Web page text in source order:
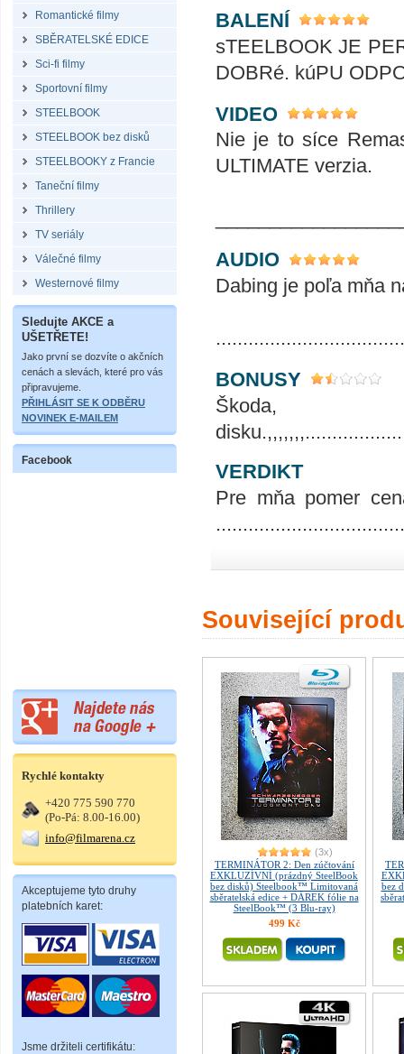
Romantické filmy
SBĚRATELSKÉ EDICE
Sci-fi filmy
Sportovní filmy
STEELBOOK
STEELBOOK bez disků
STEELBOOKY z Francie
Taneční filmy
Thrillery
TV seriály
Válečné filmy
Westernové filmy
Sledujte AKCE a
UŠETŘETE!
Jako první se dozvíte o akčních
cenách a slevách, které pro vás
připravujeme.
PŘIHLÁSIT SE K ODBĚRU
NOVINEK E-MAILEM
Facebook
Rychlé kontakty
+420 775 590 770
(Po-Pá: 8.00-16.00)
info@filmarena.cz
Akceptujeme tyto druhy
platebních karet:
Jsme držiteli certifikátu:
BALENÍ
sTEELBOOK JE
DOBRé. kúPU
VIDEO
Nie je to síce
ULTIMATE verzia.
AUDIO
Dabing je poľa mňa
BONUSY
VERDIKT
Pre mňa pomer
Související
(3x)
TERMINÁTOR 2: Den zúčtování
EXKLUZÍVNÍ (prázdný SteelBook
bez disků) Steelbook™ Limitovaná
sběratelská edice + DÁREK fólie na
SteelBook™ (3 Blu-ray)
499 Kč
bez